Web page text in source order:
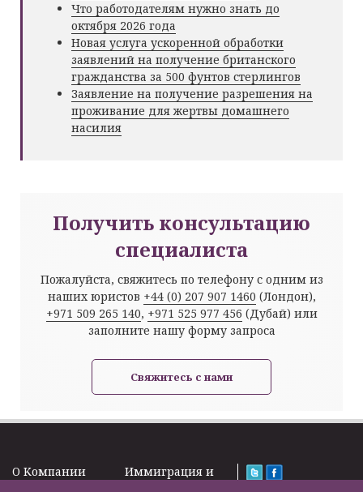
Что работодателям нужно знать до
октября 2026 года
Новая услуга ускоренной обработки
заявлений на получение британского
гражданства за 500 фунтов стерлингов
Заявление на получение разрешения на
проживание для жертвы домашнего
насилия
Получить консультацию
специалиста
Пожалуйста, свяжитесь по телефону с одним из
наших юристов +44 (0) 207 907 1460 (Лондон),
+971 509 265 140, +971 525 977 456 (Дубай) или
заполните нашу форму запроса
Свяжитесь с нами
O Kомпании
Иммиграция и